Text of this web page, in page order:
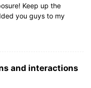
Keep up the
you guys to my
and interactions